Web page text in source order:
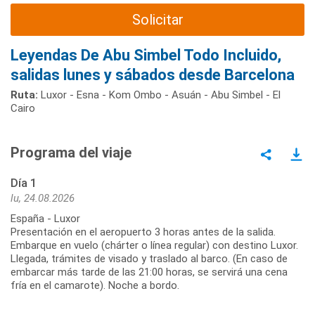
Solicitar
Leyendas De Abu Simbel Todo Incluido,
salidas lunes y sábados desde Barcelona
Ruta: Luxor - Esna - Kom Ombo - Asuán - Abu Simbel - El
Cairo
Programa del viaje
Día 1
lu, 24.08.2026
España - Luxor
Presentación en el aeropuerto 3 horas antes de la salida.
Embarque en vuelo (chárter o línea regular) con destino Luxor.
Llegada, trámites de visado y traslado al barco. (En caso de
embarcar más tarde de las 21:00 horas, se servirá una cena
fría en el camarote). Noche a bordo.